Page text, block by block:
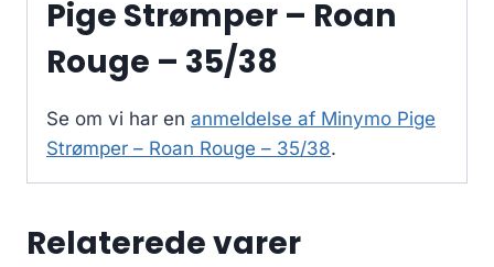
Pige Strømper – Roan
Rouge – 35/38
Se om vi har en anmeldelse af Minymo Pige
Strømper – Roan Rouge – 35/38.
Relaterede varer